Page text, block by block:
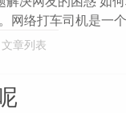
网络打车司机是一
文章列表